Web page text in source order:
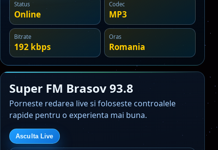
Status
Online
Codec
MP3
Bitrate
192 kbps
Oras
Romania
Super FM Brasov 93.8
Porneste redarea live si foloseste controalele
rapide pentru o experienta mai buna.
Asculta Live